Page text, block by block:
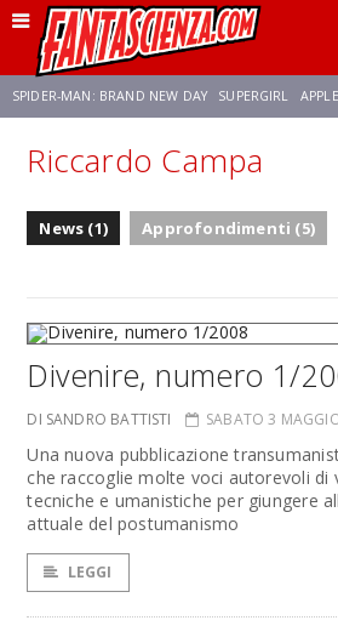
SPIDER-MAN: BRAND NEW DAY SUPERGIRL
FRANCO RICCIARDIELLO ZENDAYA STAR TREK
Riccardo Campa
News (1) Approfondimenti (5)
Divenire, numero 1/
DI SANDRO BATTISTI SABATO 3
Una nuova pubblicazione
che raccoglie molte voci autorevoli di
tecniche e umanistiche per giungere
attuale del postumanismo
LEGGI